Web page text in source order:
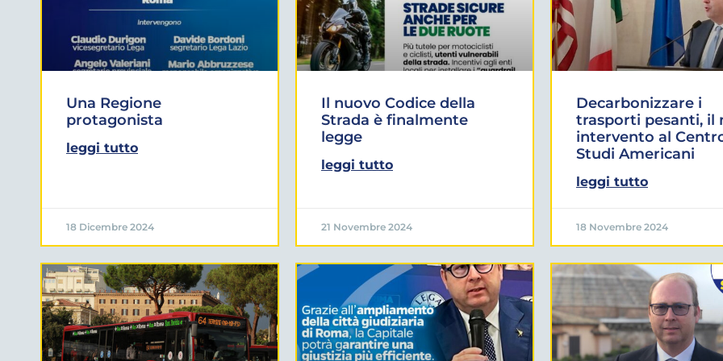
Una Regione
protagonista
leggi tutto
18 Dicembre 2024
Il nuovo Codice della
Strada è finalmente
legge
leggi tutto
21 Novembre 2024
Decarbonizzare i
trasporti pesanti, il
intervento al
Studi Americani
leggi tutto
18 Novembre 2024